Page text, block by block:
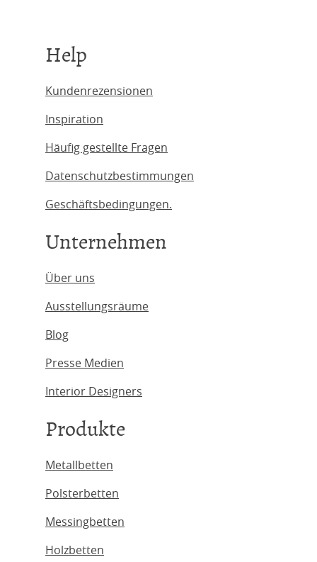
Help
Kundenrezensionen
Inspiration
Häufig gestellte Fragen
Datenschutzbestimmungen
Geschäftsbedingungen.
Unternehmen
Über uns
Ausstellungsräume
Blog
Presse Medien
Interior Designers
Produkte
Metallbetten
Polsterbetten
Messingbetten
Holzbetten